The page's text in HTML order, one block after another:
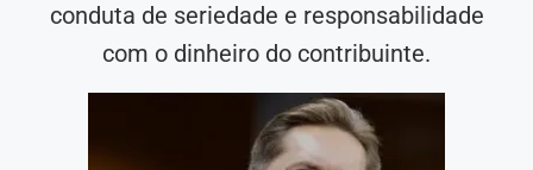
conduta de seriedade e responsabilidade
com o dinheiro do contribuinte.